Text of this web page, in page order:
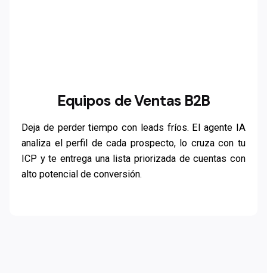
Equipos de Ventas B2B
Deja de perder tiempo con leads fríos. El agente IA
analiza el perfil de cada prospecto, lo cruza con tu
ICP y te entrega una lista priorizada de cuentas con
alto potencial de conversión.